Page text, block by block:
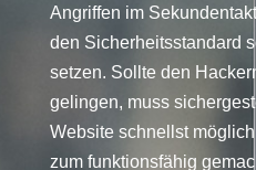
Angriffen im
den Sicherheitsstandard
setzen. Sollte den
gelingen, muss
Website schnellst
zum funktionsfähig